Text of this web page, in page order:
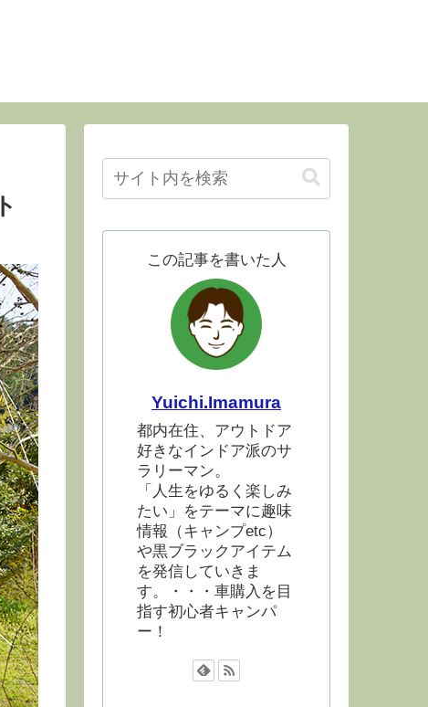
この記事を書いた人
Yuichi.Imamura
都内在住、アウトドア
好きなインドア派のサ
ラリーマン。
「人生をゆるく楽しみ
たい」をテーマに趣味
情報（キャンプetc）
や黒ブラックアイテム
を発信していきま
す。・・・車購入を目
指す初心者キャンパ
ー！